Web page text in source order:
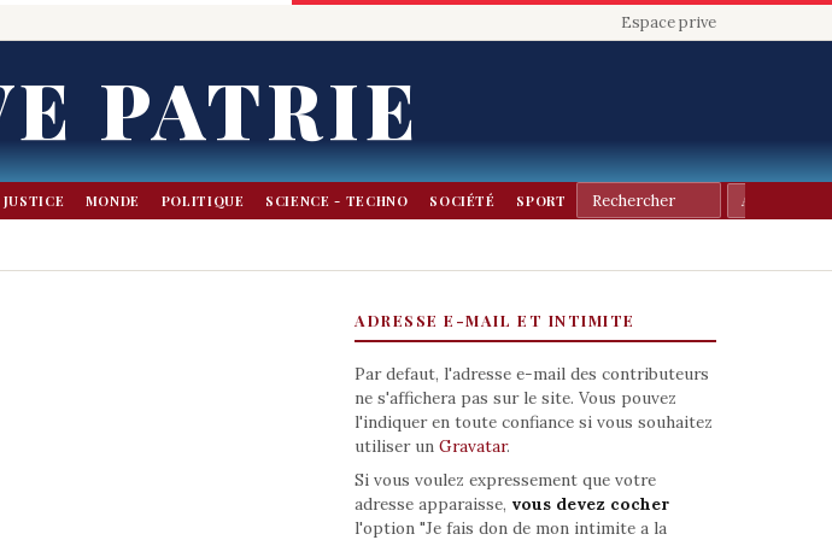
Espace prive
PATRIE
JUSTICE MONDE POLITIQUE SCIENCE - TECHNO SOCIÉTÉ SPORT
ADRESSE E-MAIL ET INTIMITE
Par defaut, l'adresse e-mail des contributeurs
ne s'affichera pas sur le site. Vous pouvez
l'indiquer en toute confiance si vous souhaitez
utiliser un Gravatar.
Si vous voulez expressement que votre
adresse apparaisse, vous devez cocher
l'option "Je fais don de mon intimite a la